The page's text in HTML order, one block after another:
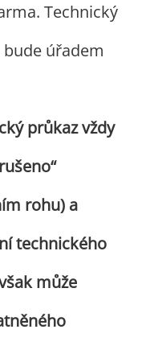
Technický
úřadem
průkaz vždy
rohu) a
technického
může